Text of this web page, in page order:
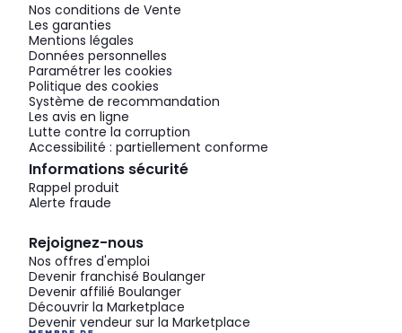
Nos conditions de Vente
Les garanties
Mentions légales
Données personnelles
Paramétrer les cookies
Politique des cookies
Système de recommandation
Les avis en ligne
Lutte contre la corruption
Accessibilité : partiellement conforme
Informations sécurité
Rappel produit
Alerte fraude
Rejoignez-nous
Nos offres d'emploi
Devenir franchisé Boulanger
Devenir affilié Boulanger
Découvrir la Marketplace
Devenir vendeur sur la Marketplace